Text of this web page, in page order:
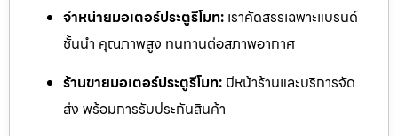
จำหน่ายมอเตอร์ประตูรีโมท: เราคัดสรรเฉพาะแบรนด์
ชั้นนำ คุณภาพสูง ทนทานต่อสภาพอากาศ
ร้านขายมอเตอร์ประตูรีโมท: มีหน้าร้านและบริการจัด
ส่ง พร้อมการรับประกันสินค้า